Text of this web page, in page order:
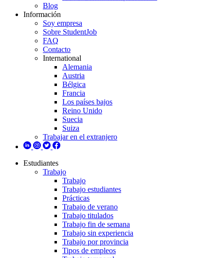
Blog
Información
Soy empresa
Sobre StudentJob
FAQ
Contacto
International
Alemania
Austria
Bélgica
Francia
Los países bajos
Reino Unido
Suecia
Suiza
Trabajar en el extranjero
Estudiantes
Trabajo
Trabajo
Trabajo estudiantes
Prácticas
Trabajo de verano
Trabajo titulados
Trabajo fin de semana
Trabajo sin experiencia
Trabajo por provincia
Tipos de empleos